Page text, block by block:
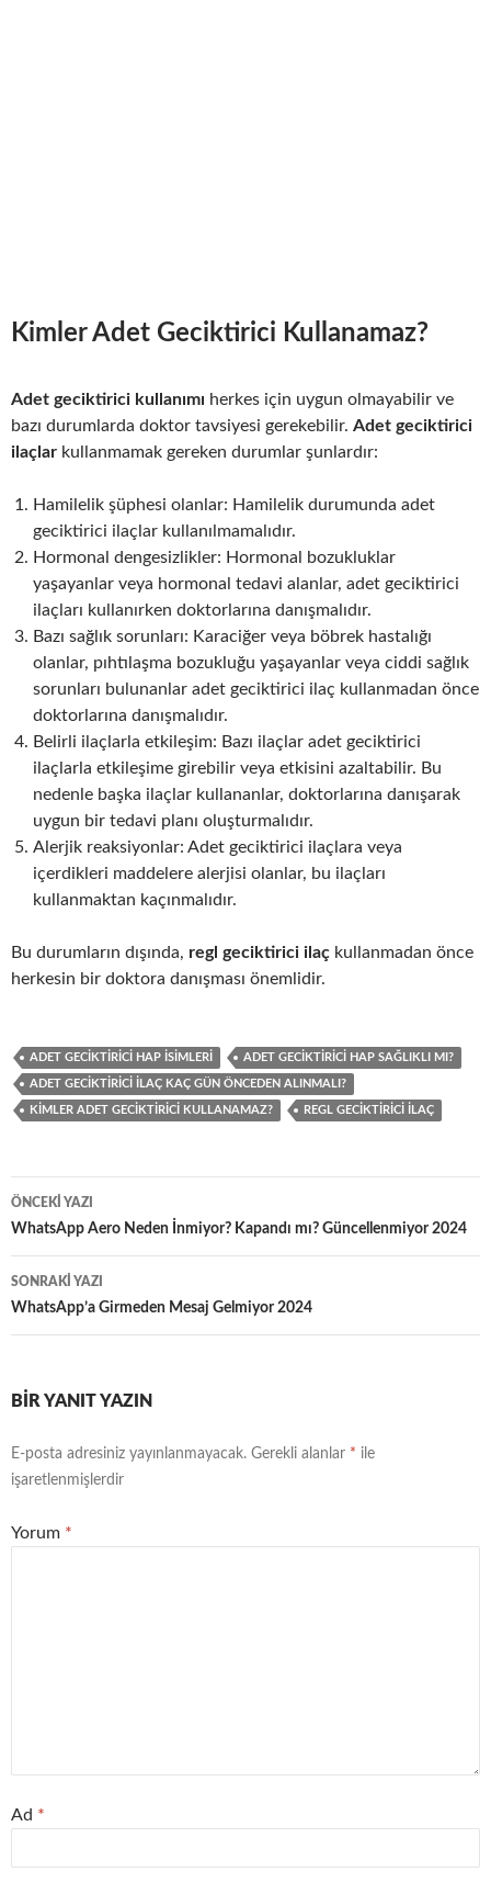
Kimler Adet Geciktirici Kullanamaz?
Adet geciktirici kullanımı herkes için uygun olmayabilir ve
bazı durumlarda doktor tavsiyesi gerekebilir. Adet geciktirici
ilaçlar kullanmamak gereken durumlar şunlardır:
Hamilelik şüphesi olanlar: Hamilelik durumunda adet
geciktirici ilaçlar kullanılmamalıdır.
Hormonal dengesizlikler: Hormonal bozukluklar
yaşayanlar veya hormonal tedavi alanlar, adet geciktirici
ilaçları kullanırken doktorlarına danışmalıdır.
Bazı sağlık sorunları: Karaciğer veya böbrek hastalığı
olanlar, pıhtılaşma bozukluğu yaşayanlar veya ciddi sağlık
sorunları bulunanlar adet geciktirici ilaç kullanmadan önce
doktorlarına danışmalıdır.
Belirli ilaçlarla etkileşim: Bazı ilaçlar adet geciktirici
ilaçlarla etkileşime girebilir veya etkisini azaltabilir. Bu
nedenle başka ilaçlar kullananlar, doktorlarına danışarak
uygun bir tedavi planı oluşturmalıdır.
Alerjik reaksiyonlar: Adet geciktirici ilaçlara veya
içerdikleri maddelere alerjisi olanlar, bu ilaçları
kullanmaktan kaçınmalıdır.
Bu durumların dışında, regl geciktirici ilaç kullanmadan önce
herkesin bir doktora danışması önemlidir.
ADET GECIKTIRICI HAP İSIMLERI ADET GECIKTIRICI HAP SAĞLIKLI MI?
ADET GECIKTIRICI İLAÇ KAÇ GÜN ÖNCEDEN ALINMALI?
KIMLER ADET GECIKTIRICI KULLANAMAZ? REGL GECIKTIRICI ILAÇ
Yazı
dolaşımı
ÖNCEKI YAZI
WhatsApp Aero Neden İnmiyor? Kapandı mı? Güncellenmiyor 2024
SONRAKI YAZI
WhatsApp’a Girmeden Mesaj Gelmiyor 2024
BIR YANIT YAZIN
E-posta adresiniz yayınlanmayacak. Gerekli alanlar * ile
işaretlenmişlerdir
Yorum *
Ad *